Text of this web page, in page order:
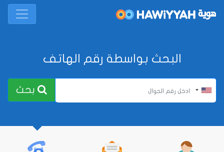
البحث بواسطة رقم الهاتف
بحث